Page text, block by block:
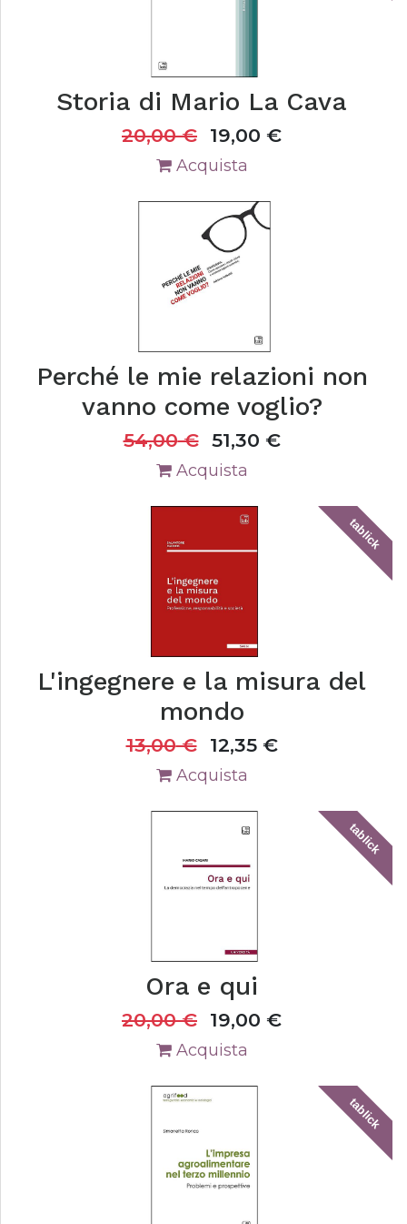
Storia di Mario La Cava
20,00€ 19,00 €
Acquista
Perché le mie relazioni non
vanno come voglio?
54,00€ 51,30 €
Acquista
tablick
L'ingegnere e la misura del
mondo
13,00€ 12,35€
Acquista
tablick
Ora e qui
20,00€ 19,00 €
Acquista
tablick